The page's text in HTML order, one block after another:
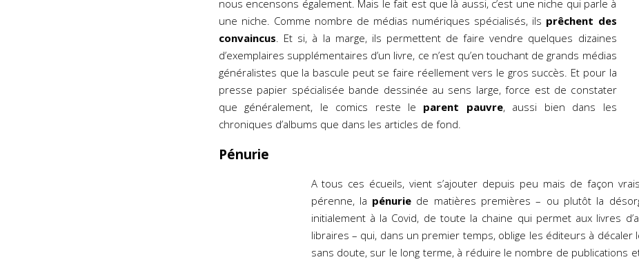
nous encensons également. Mais le fait est que là aussi, c’est une niche qui parle à
une niche. Comme nombre de médias numériques spécialisés, ils prêchent des
convaincus. Et si, à la marge, ils permettent de faire vendre quelques dizaines
d’exemplaires supplémentaires d’un livre, ce n’est qu’en touchant de grands médias
généralistes que la bascule peut se faire réellement vers le gros succès. Et pour la
presse papier spécialisée bande dessinée au sens large, force est de constater
que généralement, le comics reste le parent pauvre, aussi bien dans les
chroniques d’albums que dans les articles de fond.
Pénurie
A tous ces écueils, vient s’ajouter depuis peu mais de façon
pérenne, la pénurie de matières premières – ou plutôt la
initialement à la Covid, de toute la chaine qui permet aux livres
libraires – qui, dans un premier temps, oblige les éditeurs à décaler
sans doute, sur le long terme, à réduire le nombre de publications